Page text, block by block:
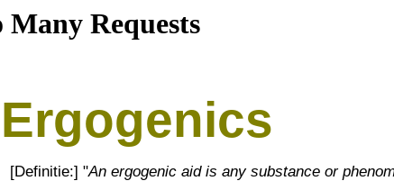
Ergogenics
[Definitie:] "An ergogenic aid is any substance or